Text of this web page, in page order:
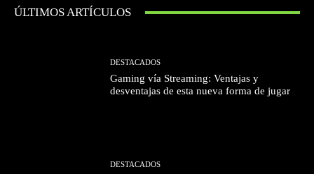
ÚLTIMOS ARTÍCULOS
DESTACADOS
Gaming vía Streaming: Ventajas y
desventajas de esta nueva forma de jugar
DESTACADOS